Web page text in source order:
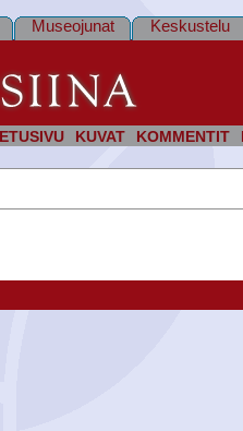
ETUSIVU KUVAT KOMMENTIT
Museojunat Keskustelu